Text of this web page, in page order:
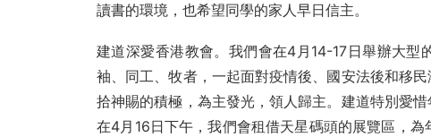
讀書的環境，也希望同學的家人早日信主。
建道深愛香港教會。我們會在4月14-17日舉辦大
袖、同工、牧者，一起面對疫情後、國安法後和移
拾神賜的積極，為主發光，領人歸主。建道特別愛
在4月16日下午，我們會租借天星碼頭的展覽區，